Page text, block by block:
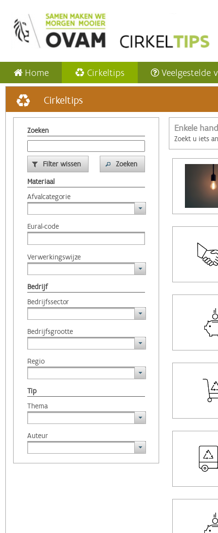
Home Cirkeltips Veelgestelde
Cirkeltips
Zoeken
Filter wissen
Zoeken
Materiaal
Afvalcategorie
Eural-code
Verwerkingswijze
Bedrijf
Bedrijfssector
Bedrijfsgrootte
Regio
Tip
Thema
Auteur
Enkele
Zoekt u iets